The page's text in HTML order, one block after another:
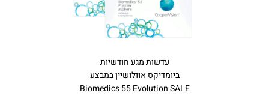
עדשות מגע חודשיות
ביומדיקס אוולושיין במבצע
Biomedics 55 Evolution SALE